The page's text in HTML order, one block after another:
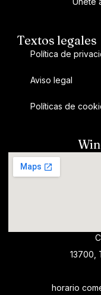
Textos legales
Política de
Aviso legal
Políticas de
13700,
horario